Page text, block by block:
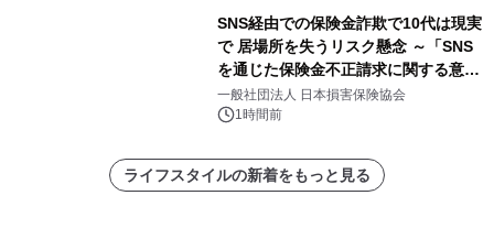
SNS経由での保険金詐欺で10代は現実
で 居場所を失うリスク懸念 ～「SNS
を通じた保険金不正請求に関する意識
調査」を実施、 認知度の低さも浮き彫
りに～
一般社団法人 日本損害保険協会
1時間前
ライフスタイルの新着をもっと見る